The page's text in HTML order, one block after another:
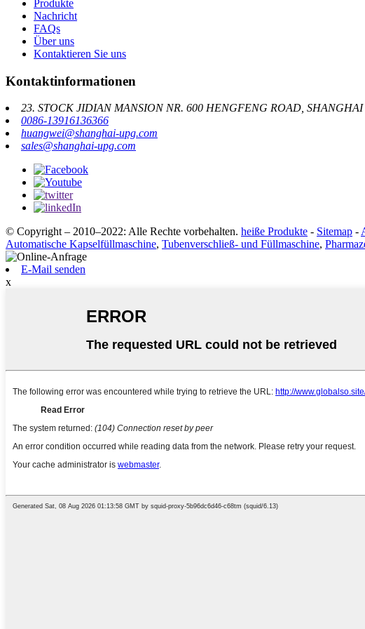
Produkte
Nachricht
FAQs
Über uns
Kontaktieren Sie uns
Kontaktinformationen
23. STOCK JIDIAN MANSION NR. 600 HENGFENG ROAD,
0086-13916136366
huangwei@shanghai-upg.com
sales@shanghai-upg.com
© Copyright – 2010–2022: Alle Rechte vorbehalten. heiße Produkte - Sitemap -
Automatische Kapselfüllmaschine, Tubenverschließ- und Füllmaschine,
E-Mail senden
x